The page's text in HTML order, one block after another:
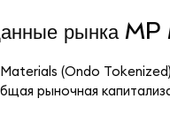
рынка
(Ondo
рыночная